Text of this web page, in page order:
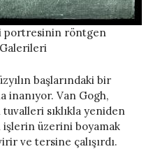
portresinin röntgen
başlarındaki bir
inanıyor. Van Gogh,
sıklıkla yeniden
işlerin üzerini boyamak
ve tersine çalışırdı.